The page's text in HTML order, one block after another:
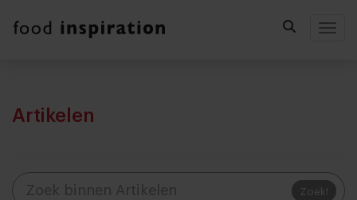
Artikelen
Zoek!